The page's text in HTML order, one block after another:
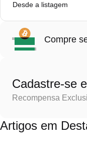
Desde a listagem
Compre
Cadastre-se
Recompensa
Artigos em